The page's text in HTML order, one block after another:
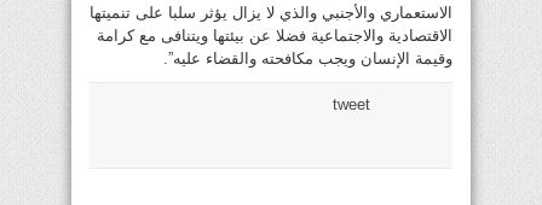
الاستعماري والأجنبي والذي لا يزال يؤثر سلبا على تنميتها
الاقتصادية والاجتماعية فضلا عن بيئتها ويتنافى مع كرامة
وقيمة الإنسان ويجب مكافحته والقضاء عليه”.
tweet